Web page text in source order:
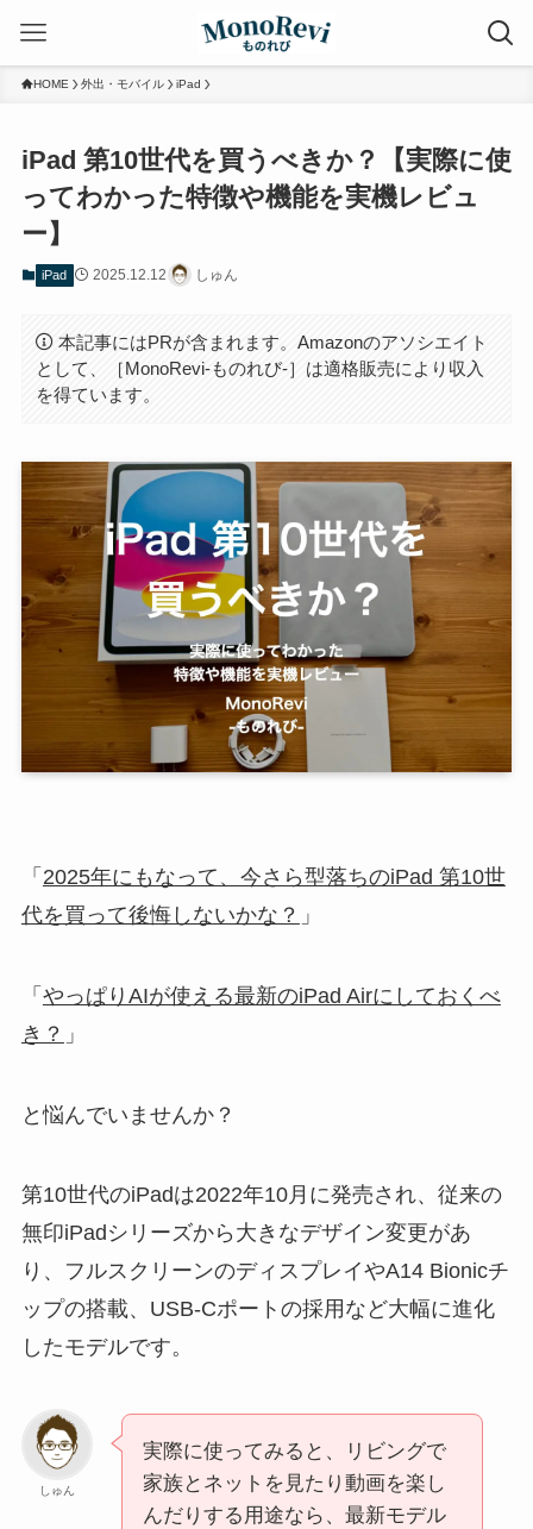
HOME 外出・モバイル iPad
iPad 第10世代を買うべきか？【実際に使
ってわかった特徴や機能を実機レビュ
ー】
iPad 2025.12.12 しゅん
本記事にはPRが含まれます。Amazonのアソシエイト
として、［MonoRevi-ものれび-］は適格販売により収入
を得ています。
「 2025年にもなって、今さら型落ちのiPad 第10世
代を買って後悔しないかな？ 」
「 やっぱりAIが使える最新のiPad Airにしておくべ
き？ 」
と悩んでいませんか？
第10世代のiPadは2022年10月に発売され、従来の
無印iPadシリーズから大きなデザイン変更があ
り、フルスクリーンのディスプレイやA14 Bionicチ
ップの搭載、USB-Cポートの採用など大幅に進化
したモデルです。
しゅん
実際に使ってみると、リビングで
家族とネットを見たり動画を楽し
んだりする用途なら、最新モデル